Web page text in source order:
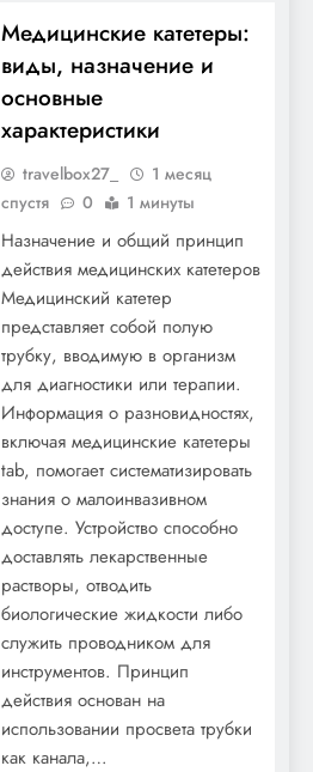
Медицинские катетеры:
виды, назначение и
основные
характеристики
travelbox27_
1 месяц
спустя
0 1 минуты
Назначение и общий принцип
действия медицинских катетеров
Медицинский катетер
представляет собой полую
трубку, вводимую в организм
для диагностики или терапии.
Информация о разновидностях,
включая медицинские катетеры
tab, помогает систематизировать
знания о малоинвазивном
доступе. Устройство способно
доставлять лекарственные
растворы, отводить
биологические жидкости либо
служить проводником для
инструментов. Принцип
действия основан на
использовании просвета трубки
как канала,…